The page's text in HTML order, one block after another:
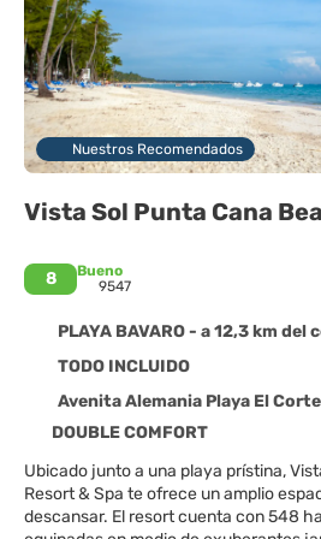
Nuestros Recomendados
Vista Sol Punta Cana
8
Bueno
9547
PLAYA BAVARO - a 12,3 km del
TODO INCLUIDO
Avenita Alemania Playa El
DOUBLE COMFORT
Ubicado junto a una playa prístina,
Resort & Spa te ofrece un amplio
descansar. El resort cuenta con 548